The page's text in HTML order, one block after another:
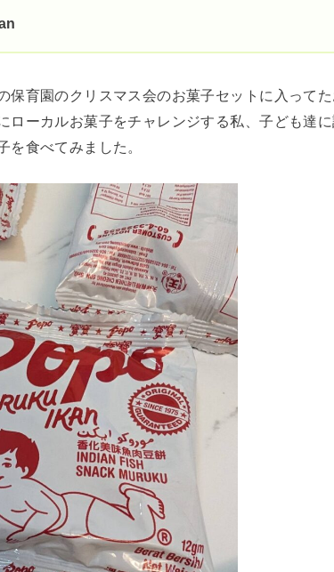
保育園のクリスマス会のお菓子セットに入ってた
ローカルお菓子をチャレンジする私、子ども達
を食べてみました。